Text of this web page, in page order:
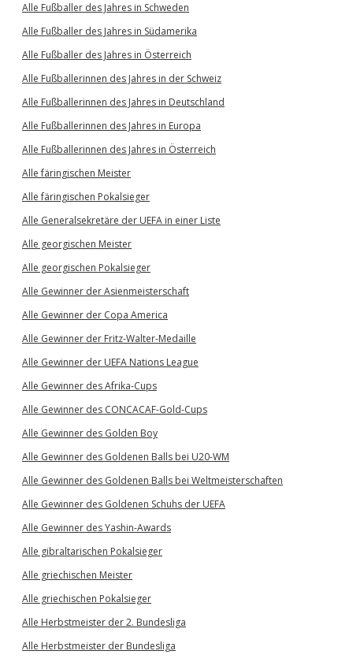
Alle Fußballer des Jahres in Schweden
Alle Fußballer des Jahres in Südamerika
Alle Fußballer des Jahres in Österreich
Alle Fußballerinnen des Jahres in der Schweiz
Alle Fußballerinnen des Jahres in Deutschland
Alle Fußballerinnen des Jahres in Europa
Alle Fußballerinnen des Jahres in Österreich
Alle färingischen Meister
Alle färingischen Pokalsieger
Alle Generalsekretäre der UEFA in einer Liste
Alle georgischen Meister
Alle georgischen Pokalsieger
Alle Gewinner der Asienmeisterschaft
Alle Gewinner der Copa America
Alle Gewinner der Fritz-Walter-Medaille
Alle Gewinner der UEFA Nations League
Alle Gewinner des Afrika-Cups
Alle Gewinner des CONCACAF-Gold-Cups
Alle Gewinner des Golden Boy
Alle Gewinner des Goldenen Balls bei U20-WM
Alle Gewinner des Goldenen Balls bei Weltmeisterschaften
Alle Gewinner des Goldenen Schuhs der UEFA
Alle Gewinner des Yashin-Awards
Alle gibraltarischen Pokalsieger
Alle griechischen Meister
Alle griechischen Pokalsieger
Alle Herbstmeister der 2. Bundesliga
Alle Herbstmeister der Bundesliga